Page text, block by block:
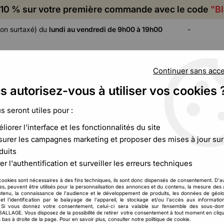
% sur votre première commande avec le code
surtaxé) du lundi au vendredi de 9h00 à 19h00 -
PROTECTION
ADHÉSIF,
et Housse Plastique pour
solution de première nécessité pour protéger vos
et disponibles en diverses épaisseurs pour répondre à
des produits phares de la gamme. Mais les housses
pendant des semaines ou des mois. Vous trouverez
format et dessachets plastiques transparents
Continuer sans
autorisez-vous à utiliser vos cookies
seront utiles pour :
l'interface et les fonctionnalités du site
les campagnes marketing et proposer des mises à jour
l'authentification et surveiller les erreurs techniques
sont nécessaires à des fins techniques, ils sont donc dispensés de consentement.
peuvent être utilisés pour la personnalisation des annonces et du contenu, la mesure des
la connaissance de l'audience et le développement de produits, les données de
l'identification par le balayage de l'appareil, le stockage et/ou l'accès aux
vous donnez votre consentement, celui-ci sera valable sur l’ensemble des sous-
Vous disposez de la possibilité de retirer votre consentement à tout moment en
bas à droite de la page. Pour en savoir plus, consulter notre politique de cookie.